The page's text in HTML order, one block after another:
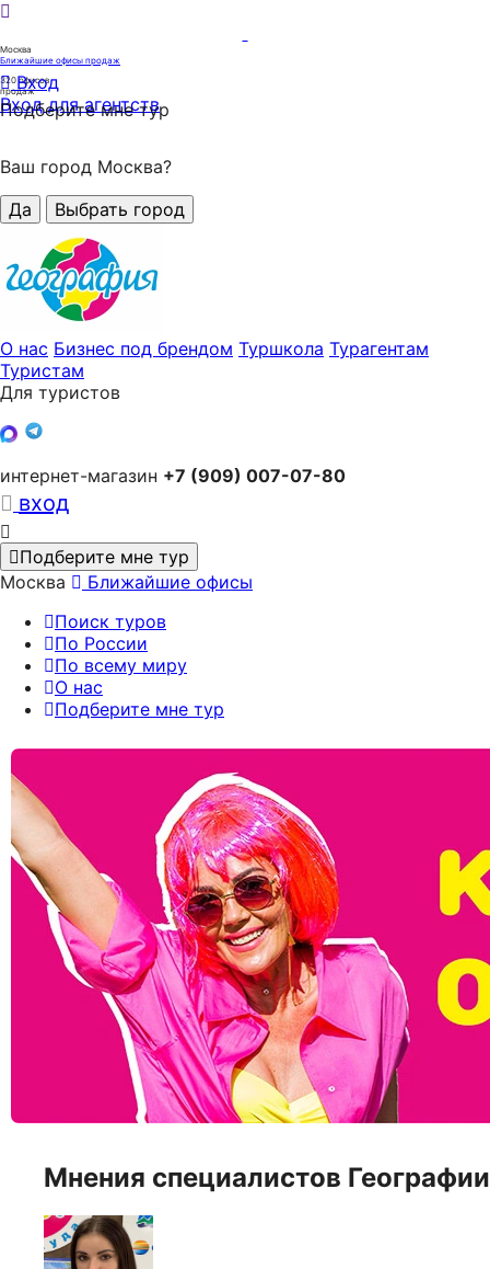
Москва
Ближайшие офисы продаж
320офисов
продаж
Вход
Вход для агентств
Подберите мне тур
Ваш город Москва?
Да
Выбрать город
О нас Бизнес под брендом Туршкола Турагентам
Туристам
Для туристов
интернет-магазин +7 (909) 007-07-80
вход
Подберите мне тур
Москва
Ближайшие офисы
Поиск туров
По России
По всему миру
О нас
Подберите мне тур
Мнения специалистов Географии